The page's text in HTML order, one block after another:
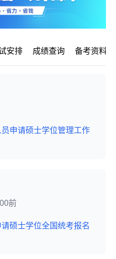
安排 成绩查询 备考资料
申请硕士学位管理工作
前
硕士学位全国统考报名